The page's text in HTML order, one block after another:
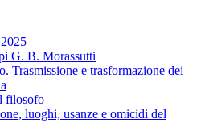
G. B. Morassutti
Trasmissione e trasformazione dei
filosofo
luoghi, usanze e omicidi del